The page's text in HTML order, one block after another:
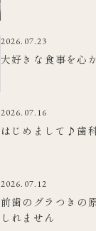
2026.07.23
大好きな食事を心
2026.07.16
はじめまして♪歯
2026.07.12
前歯のグラつきの
しれません